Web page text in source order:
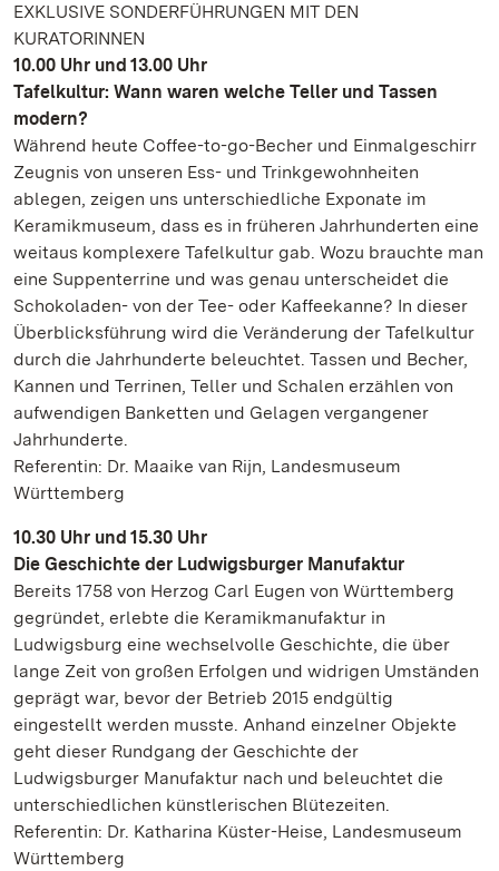
EXKLUSIVE SONDERFÜHRUNGEN MIT DEN
KURATORINNEN
10.00 Uhr und 13.00 Uhr
Tafelkultur: Wann waren welche Teller und Tassen
modern?
Während heute Coffee-to-go-Becher und Einmalgeschirr
Zeugnis von unseren Ess- und Trinkgewohnheiten
ablegen, zeigen uns unterschiedliche Exponate im
Keramikmuseum, dass es in früheren Jahrhunderten eine
weitaus komplexere Tafelkultur gab. Wozu brauchte man
eine Suppenterrine und was genau unterscheidet die
Schokoladen- von der Tee- oder Kaffeekanne? In dieser
Überblicksführung wird die Veränderung der Tafelkultur
durch die Jahrhunderte beleuchtet. Tassen und Becher,
Kannen und Terrinen, Teller und Schalen erzählen von
aufwendigen Banketten und Gelagen vergangener
Jahrhunderte.
Referentin: Dr. Maaike van Rijn, Landesmuseum
Württemberg
10.30 Uhr und 15.30 Uhr
Die Geschichte der Ludwigsburger Manufaktur
Bereits 1758 von Herzog Carl Eugen von Württemberg
gegründet, erlebte die Keramikmanufaktur in
Ludwigsburg eine wechselvolle Geschichte, die über
lange Zeit von großen Erfolgen und widrigen Umständen
geprägt war, bevor der Betrieb 2015 endgültig
eingestellt werden musste. Anhand einzelner Objekte
geht dieser Rundgang der Geschichte der
Ludwigsburger Manufaktur nach und beleuchtet die
unterschiedlichen künstlerischen Blütezeiten.
Referentin: Dr. Katharina Küster-Heise, Landesmuseum
Württemberg